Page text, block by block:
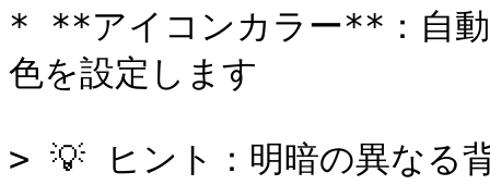
* **アイコンカラー**：自動
色を設定します
> 💡 ヒント：明暗の異なる